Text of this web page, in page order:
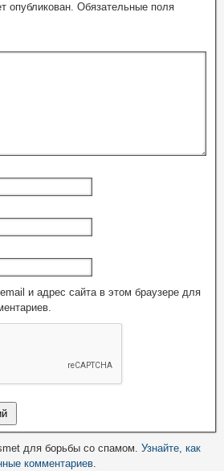
опубликован. Обязательные поля
и адрес сайта в этом браузере для
для борьбы со спамом. Узнайте, как
комментариев.